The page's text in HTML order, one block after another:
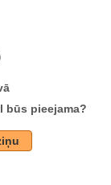
būs pieejama?